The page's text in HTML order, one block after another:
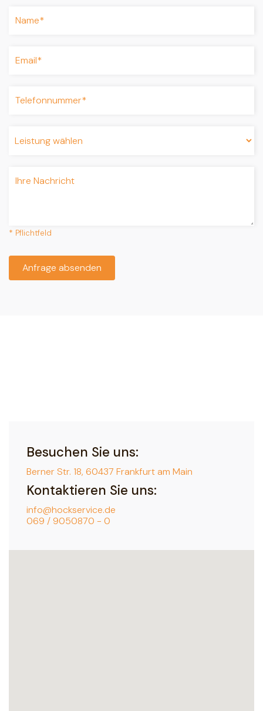
* Pflichtfeld
Besuchen Sie uns:
Berner Str. 18, 60437 Frankfurt am Main
Kontaktieren Sie uns:
info@hockservice.de
069 / 9050870 - 0